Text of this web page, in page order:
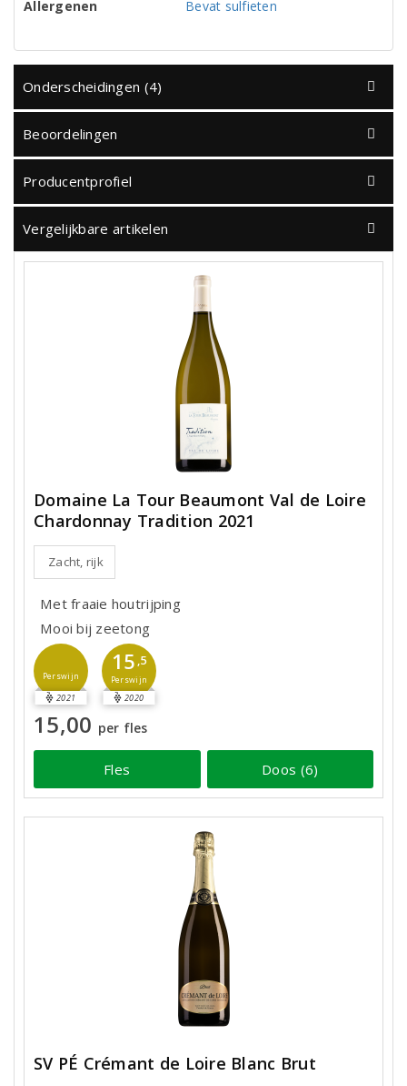
Allergenen Bevat sulfieten
Onderscheidingen (4)
Beoordelingen
Producentprofiel
Vergelijkbare artikelen
Domaine La Tour Beaumont Val de Loire
Chardonnay Tradition 2021
Zacht, rijk
Met fraaie houtrijping
Mooi bij zeetong
Perswijn
2021
15 ,5
Perswijn
2020
15,00 per fles
Fles Doos (6)
SV PÉ Crémant de Loire Blanc Brut